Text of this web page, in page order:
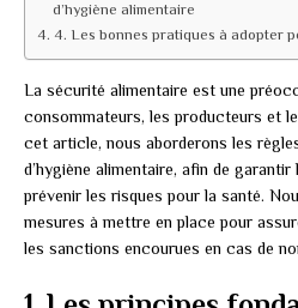
d’hygiène alimentaire
4. Les bonnes pratiques à adopter
La sécurité alimentaire est une
consommateurs, les producteurs et
cet article, nous aborderons les
d’hygiène alimentaire, afin de
prévenir les risques pour la santé.
mesures à mettre en place pour
les sanctions encourues en cas de